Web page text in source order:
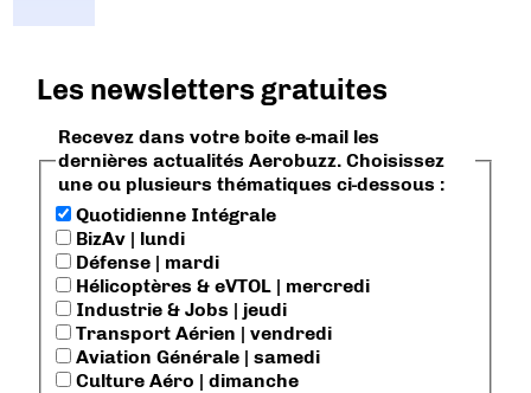
Les newsletters gratuites
Recevez dans votre boite e-mail les
dernières actualités Aerobuzz. Choisissez
une ou plusieurs thématiques ci-dessous :
Quotidienne Intégrale
BizAv | lundi
Défense | mardi
Hélicoptères & eVTOL | mercredi
Industrie & Jobs | jeudi
Transport Aérien | vendredi
Aviation Générale | samedi
Culture Aéro | dimanche